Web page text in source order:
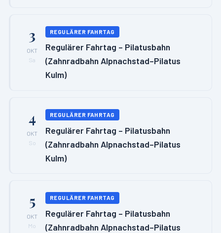
3
OKT
Sa
REGULÄRER FAHRTAG
Regulärer Fahrtag – Pilatusbahn
(Zahnradbahn Alpnachstad–Pilatus
Kulm)
4
OKT
So
REGULÄRER FAHRTAG
Regulärer Fahrtag – Pilatusbahn
(Zahnradbahn Alpnachstad–Pilatus
Kulm)
5
OKT
Mo
REGULÄRER FAHRTAG
Regulärer Fahrtag – Pilatusbahn
(Zahnradbahn Alpnachstad–Pilatus